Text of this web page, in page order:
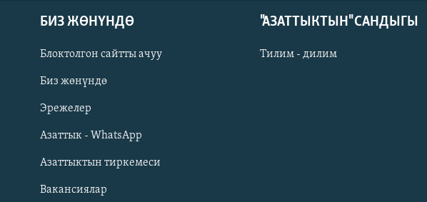
Русский
ОНЛАЙН ШЕРИНЕ
БИЗ ЖӨНҮНДӨ
Блоктолгон сайтты ачуу
Биз жөнүндө
Эрежелер
Азаттык - WhatsApp
Азаттыктын тиркемеси
Вакансиялар
"АЗАТТЫКТЫН" САНДЫГЫ
Тилим - дилим